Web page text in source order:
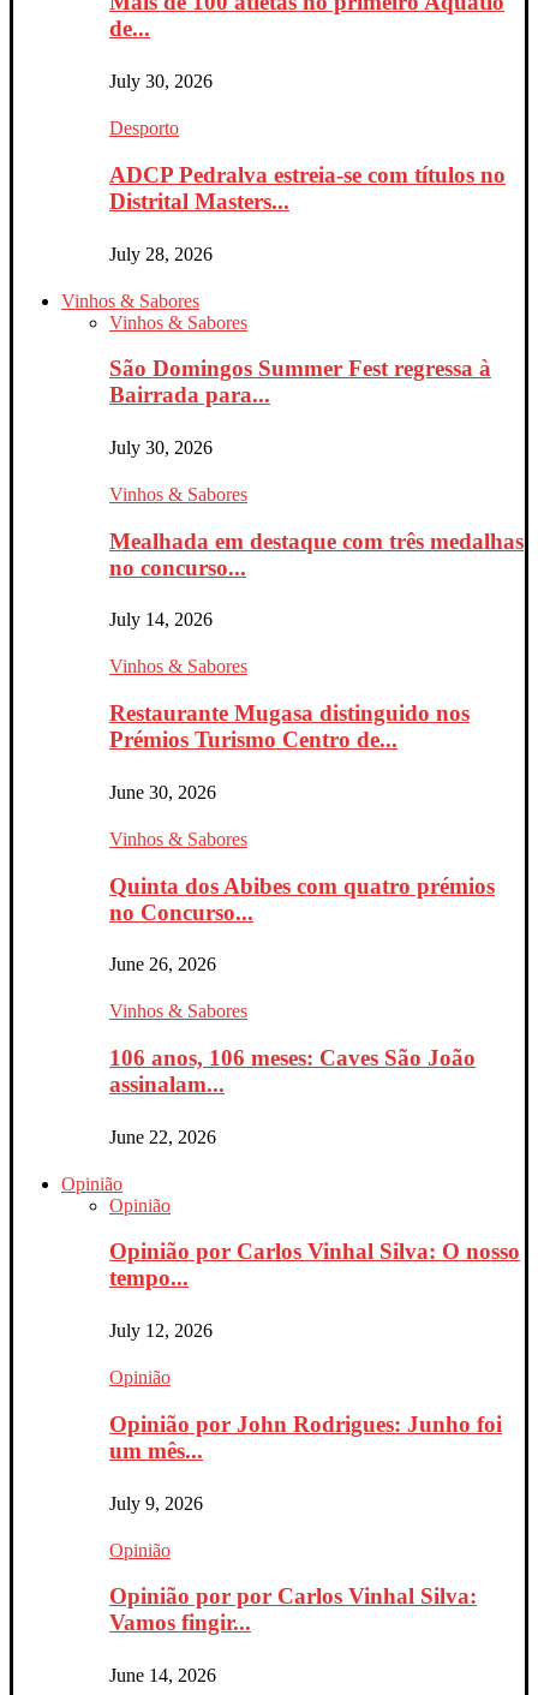
de...
July 30, 2026
Desporto
ADCP Pedralva estreia-se com títulos no
Distrital Masters...
July 28, 2026
Vinhos & Sabores
Vinhos & Sabores
São Domingos Summer Fest regressa à
Bairrada para...
July 30, 2026
Vinhos & Sabores
Mealhada em destaque com três medalhas
no concurso...
July 14, 2026
Vinhos & Sabores
Restaurante Mugasa distinguido nos
Prémios Turismo Centro de...
June 30, 2026
Vinhos & Sabores
Quinta dos Abibes com quatro prémios
no Concurso...
June 26, 2026
Vinhos & Sabores
106 anos, 106 meses: Caves São João
assinalam...
June 22, 2026
Opinião
Opinião
Opinião por Carlos Vinhal Silva: O nosso
tempo...
July 12, 2026
Opinião
Opinião por John Rodrigues: Junho foi
um mês...
July 9, 2026
Opinião
Opinião por por Carlos Vinhal Silva:
Vamos fingir...
June 14, 2026